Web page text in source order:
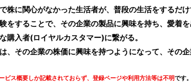
株に関心がなかった生活者が、普段の生活をするだけ
をすることで、その企業の製品に興味を持ち、愛着を
購入者(ロイヤルカスタマー)に繋がる。
、その企業の株価に興味を持つようになって、その
ビス概要しか記載されておらず、登録ページや利用方法等は不明です。